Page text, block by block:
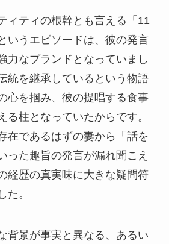
ィティの根幹とも言える「11
いうエピソードは、彼の発言
力なブランドとなっていまし
統を継承しているという物語
心を掴み、彼の提唱する食事
る柱となっていたからです。
在であるはずの妻から「話を
った趣旨の発言が漏れ聞こえ
経歴の真実味に大きな疑問符
た。
背景が事実と異なる、あるい